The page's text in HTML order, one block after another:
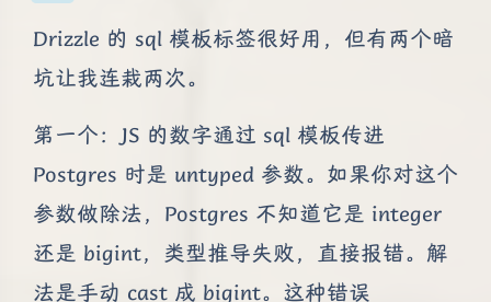
Drizzle 的 sql 模板标签很好用，但有两个暗
坑让我连栽两次。
第一个：JS 的数字通过 sql 模板传进
Postgres 时是 untyped 参数。如果你对这个
参数做除法，Postgres 不知道它是 integer
还是 bigint，类型推导失败，直接报错。解
法是手动 cast 成 bigint。这种错误